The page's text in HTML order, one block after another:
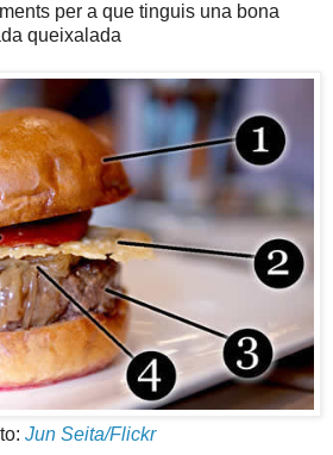
per a que tinguis una bona
queixalada
Jun Seita/Flickr